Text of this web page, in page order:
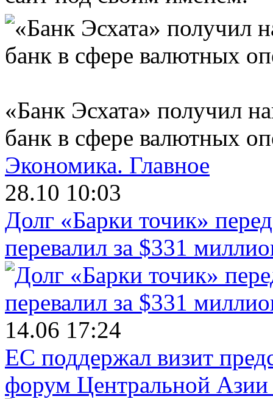
«Банк Эсхата» получил
банк в сфере валютных
Экономика. Главное
28.10 10:03
Долг «Барки точик»
перевалил за $331
14.06 17:24
ЕС поддержал визит
форум Центральной Азии